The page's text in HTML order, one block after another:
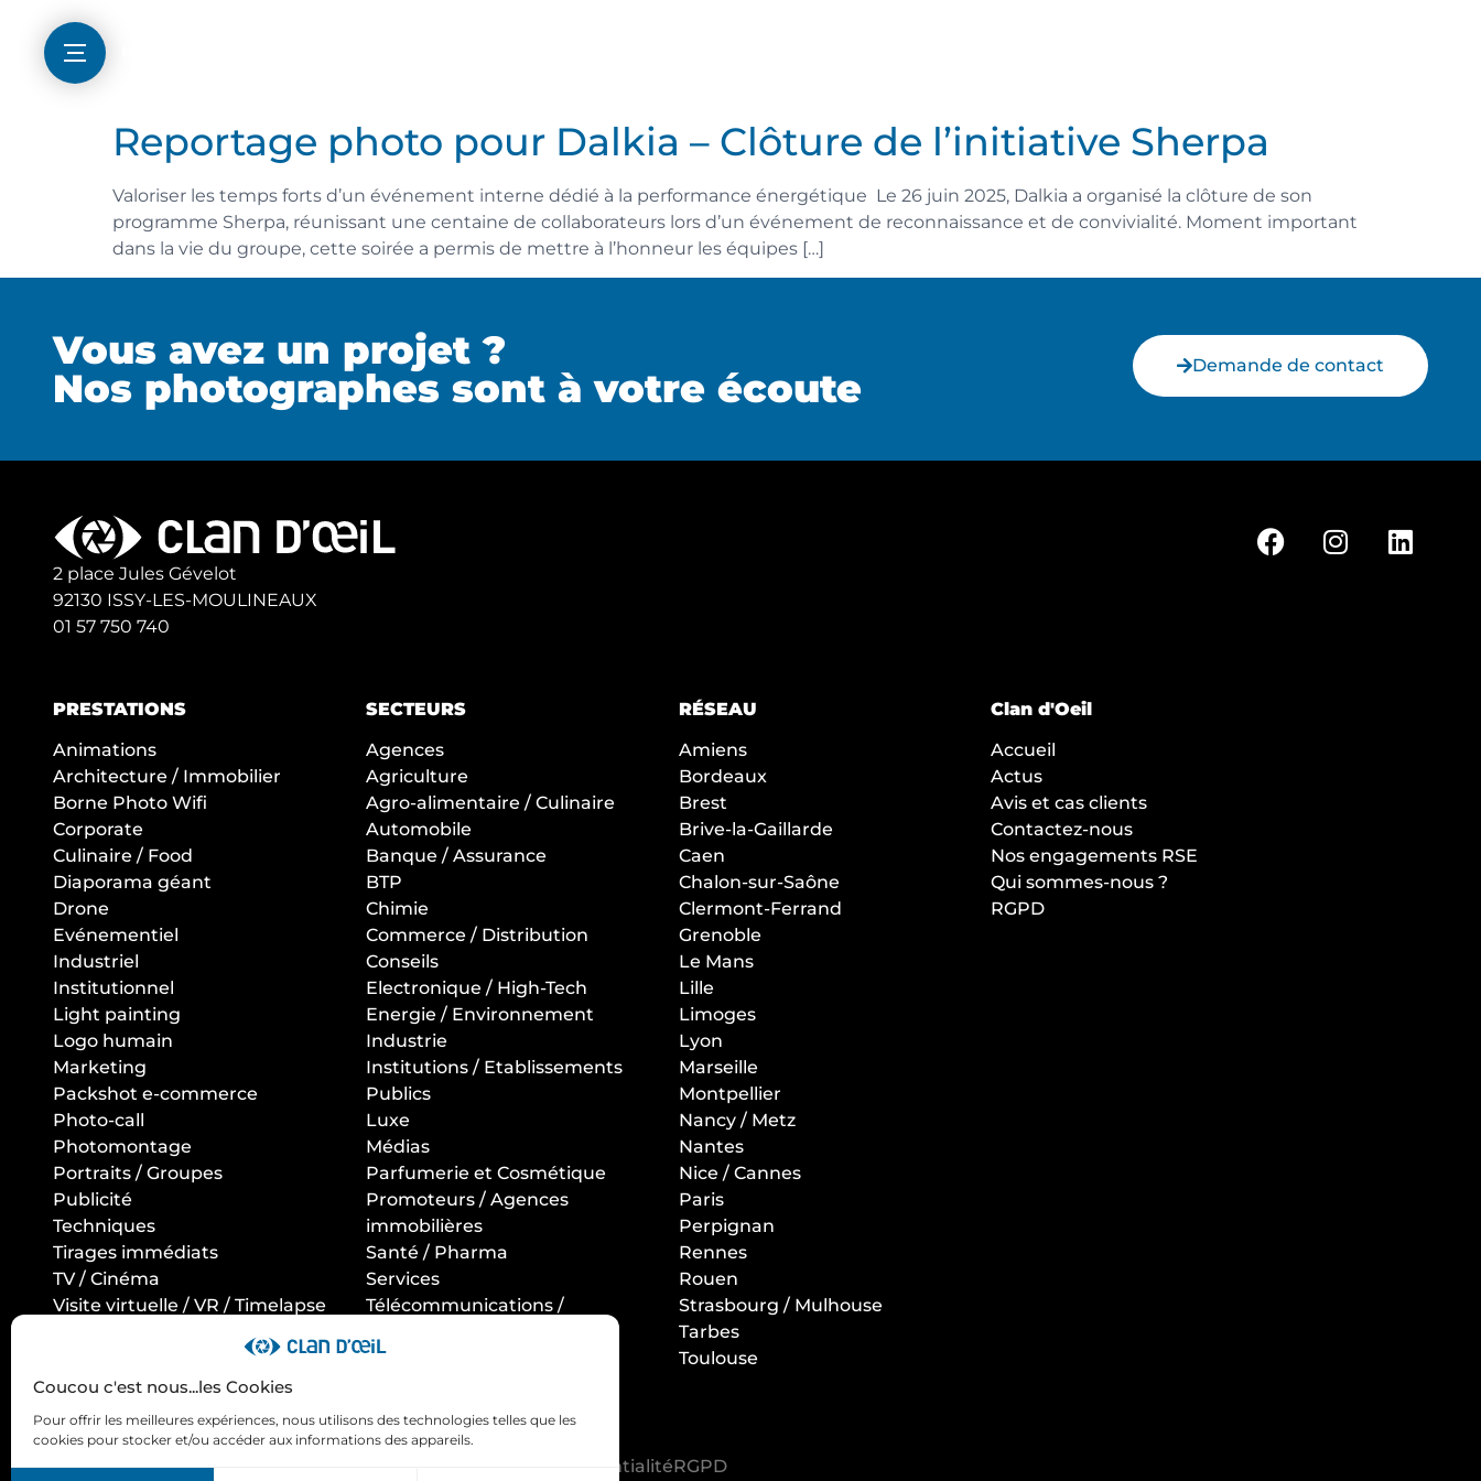
Coucou c'est nous...les Cookies
Pour offrir les meilleures expériences, nous utilisons des technologies telles que les
cookies pour stocker et/ou accéder aux informations des appareils.
Reportage photo pour Dalkia – Clôture de l’initiative Sherpa
Valoriser les temps forts d’un événement interne dédié à la performance énergétique Le 26 juin 2025, Dalkia a organisé la clôture de son
programme Sherpa, réunissant une centaine de collaborateurs lors d’un événement de reconnaissance et de convivialité. Moment important
dans la vie du groupe, cette soirée a permis de mettre à l’honneur les équipes […]
Vous avez un projet ?
Nos photographes sont à votre écoute
Demande de contact
2 place Jules Gévelot
92130 ISSY-LES-MOULINEAUX
01 57 750 740
PRESTATIONS
Animations
Architecture / Immobilier
Borne Photo Wifi
Corporate
Culinaire / Food
Diaporama géant
Drone
Evénementiel
Industriel
Institutionnel
Light painting
Logo humain
Marketing
Packshot e-commerce
Photo-call
Photomontage
Portraits / Groupes
Publicité
Techniques
Tirages immédiats
TV / Cinéma
Visite virtuelle / VR / Timelapse
SECTEURS
Agences
Agriculture
Agro-alimentaire / Culinaire
Automobile
Banque / Assurance
BTP
Chimie
Commerce / Distribution
Conseils
Electronique / High-Tech
Energie / Environnement
Industrie
Institutions / Etablissements
Publics
Luxe
Médias
Parfumerie et Cosmétique
Promoteurs / Agences
immobilières
Santé / Pharma
Services
Télécommunications /
Tourisme / Hôtellerie /
Transport / Logistique
RÉSEAU
Amiens
Bordeaux
Brest
Brive-la-Gaillarde
Caen
Chalon-sur-Saône
Clermont-Ferrand
Grenoble
Le Mans
Lille
Limoges
Lyon
Marseille
Montpellier
Nancy / Metz
Nantes
Nice / Cannes
Paris
Perpignan
Rennes
Rouen
Strasbourg / Mulhouse
Tarbes
Toulouse
Clan d'Oeil
Accueil
Actus
Avis et cas clients
Contactez-nous
Nos engagements RSE
Qui sommes-nous ?
RGPD
Copyright Cland'Oeil 2025 Politique de confidentialitéRGPD